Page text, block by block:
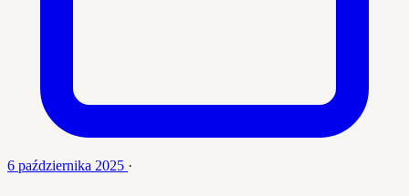
6 października 2025 ·